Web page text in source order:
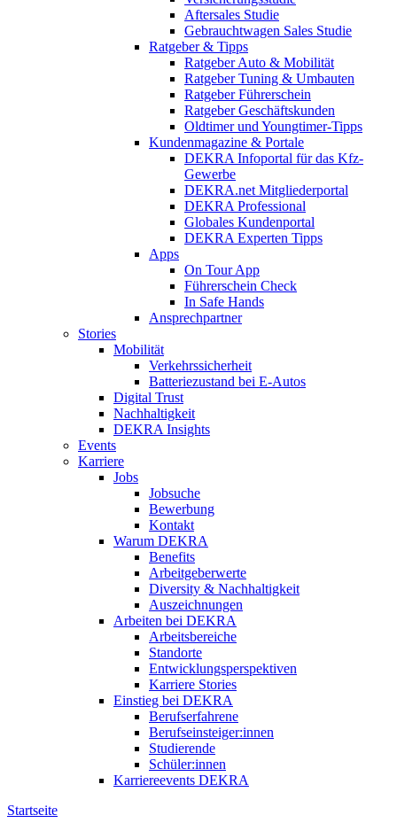
Aftersales Studie
Gebrauchtwagen Sales Studie
Ratgeber & Tipps
Ratgeber Auto & Mobilität
Ratgeber Tuning & Umbauten
Ratgeber Führerschein
Ratgeber Geschäftskunden
Oldtimer und Youngtimer-Tipps
Kundenmagazine & Portale
DEKRA Infoportal für das Kfz-
Gewerbe
DEKRA.net Mitgliederportal
DEKRA Professional
Globales Kundenportal
DEKRA Experten Tipps
Apps
On Tour App
Führerschein Check
In Safe Hands
Ansprechpartner
Stories
Mobilität
Verkehrssicherheit
Batteriezustand bei E-Autos
Digital Trust
Nachhaltigkeit
DEKRA Insights
Events
Karriere
Jobs
Jobsuche
Bewerbung
Kontakt
Warum DEKRA
Benefits
Arbeitgeberwerte
Diversity & Nachhaltigkeit
Auszeichnungen
Arbeiten bei DEKRA
Arbeitsbereiche
Standorte
Entwicklungsperspektiven
Karriere Stories
Einstieg bei DEKRA
Berufserfahrene
Berufseinsteiger:innen
Studierende
Schüler:innen
Karriereevents DEKRA
Startseite